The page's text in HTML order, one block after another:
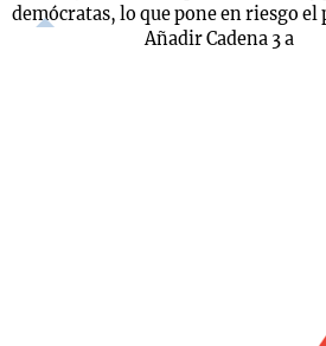
demócratas, lo que pone en riesgo
Añadir Cadena 3 a